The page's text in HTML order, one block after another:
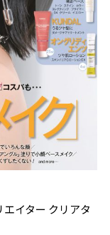
イター クリアタ